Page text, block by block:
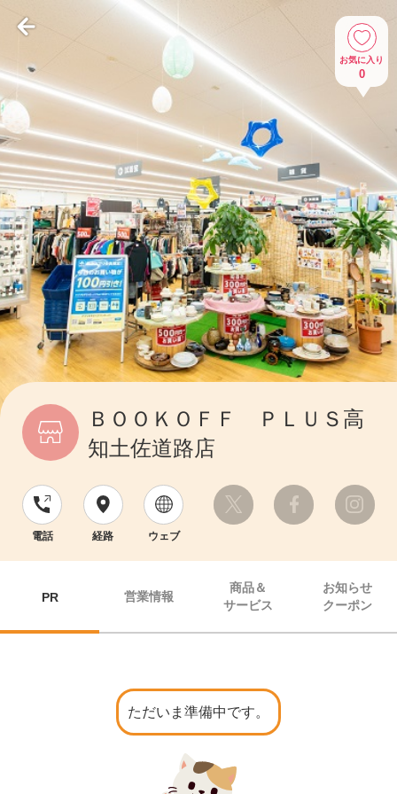
お気に入り
0
ＢＯＯＫＯＦＦ ＰＬＵＳ高
知土佐道路店
電話 経路 ウェブ
PR 営業情報
商品＆
サービス
お知らせ
クーポン
ただいま準備中です。